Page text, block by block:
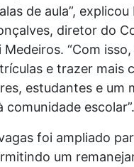
de aula”, explicou
diretor do
Medeiros. “Com
e trazer mais
estudantes e um
comunidade escolar”.
foi ampliado
um